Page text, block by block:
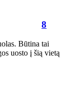
8
Būtina tai
uosto į šią vietą